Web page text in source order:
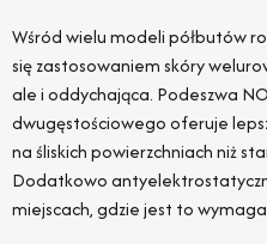
Wśród wielu modeli półbutów
się zastosowaniem skóry
ale i oddychająca. Podeszwa
dwugęstościowego oferuje
na śliskich powierzchniach niż
Dodatkowo
miejscach, gdzie jest to